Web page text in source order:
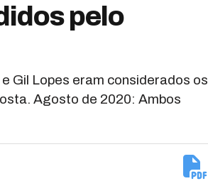
pelo
Gil Lopes eram considerados os
Agosto de 2020: Ambos